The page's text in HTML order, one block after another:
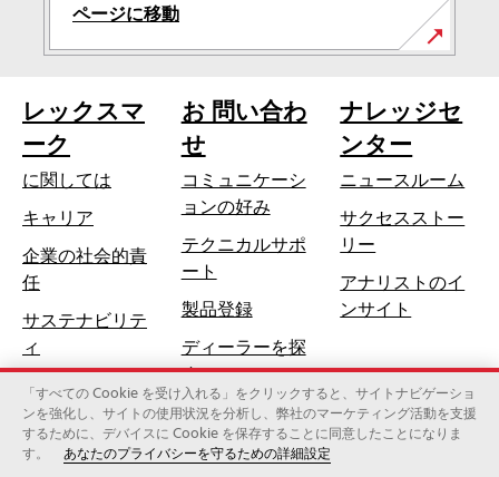
ページに移動
レックスマ
ーク
に関しては
キャリア
企業の社会的責
任新
い
タ
ブ
で
開
サステナビリテ
ィ
お 問い合わ
せ
コミュニケーシ
ョンの好み
テクニカルサポ
ート
し
い
タ
ブ
で
開
く
製品登録
ディーラーを探
す
ナレッジセ
ンター
ニュースルーム
サクセスストー
リー
アナリストのイ
ンサイト
レックスマーク・インターナショナル社（ゼロックスの子会
社）
「すべての Cookie を受け入れる」をクリックすると、サイトナビゲーショ
ンを強化し、サイトの使用状況を分析し、弊社のマーケティング活動を支援
するために、デバイスに Cookie を保存することに同意したことになりま
す。
あなたのプライバシーを守るための詳細設定